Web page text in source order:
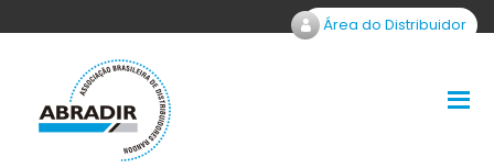
Área do Distribuidor